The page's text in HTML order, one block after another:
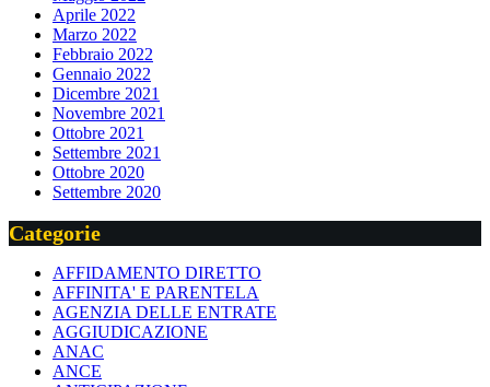
Aprile 2022
Marzo 2022
Febbraio 2022
Gennaio 2022
Dicembre 2021
Novembre 2021
Ottobre 2021
Settembre 2021
Ottobre 2020
Settembre 2020
Categorie
AFFIDAMENTO DIRETTO
AFFINITA' E PARENTELA
AGENZIA DELLE ENTRATE
AGGIUDICAZIONE
ANAC
ANCE